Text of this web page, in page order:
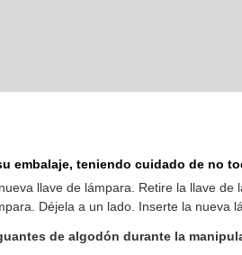
embalaje, teniendo cuidado de no
llave de lámpara. Retire la llave de
Déjela a un lado. Inserte la nueva
de algodón durante la